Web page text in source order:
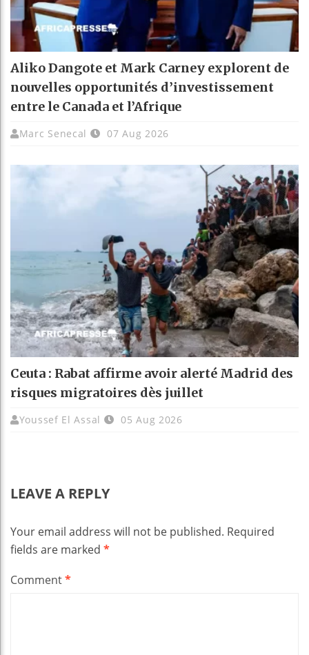
Aliko Dangote et Mark Carney explorent de
nouvelles opportunités d’investissement
entre le Canada et l’Afrique
Marc Senecal 07 Aug 2026
Ceuta : Rabat affirme avoir alerté Madrid des
risques migratoires dès juillet
Youssef El Assal 05 Aug 2026
LEAVE A REPLY
Your email address will not be published. Required
fields are marked *
Comment*